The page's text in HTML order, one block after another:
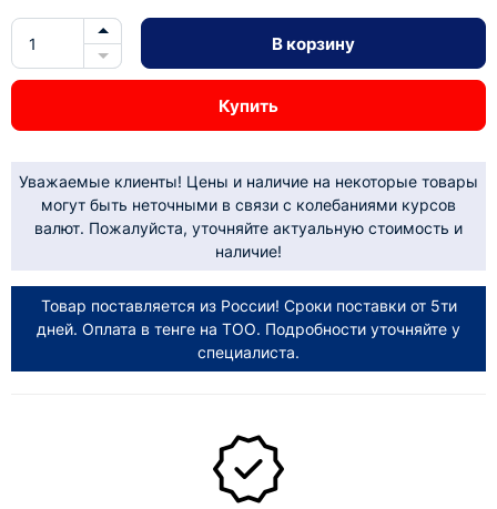
В корзину
Купить
Уважаемые клиенты! Цены и наличие на некоторые товары
могут быть неточными в связи с колебаниями курсов
валют. Пожалуйста, уточняйте актуальную стоимость и
наличие!
Товар поставляется из России! Сроки поставки от 5ти
дней. Оплата в тенге на ТОО. Подробности уточняйте у
специалиста.